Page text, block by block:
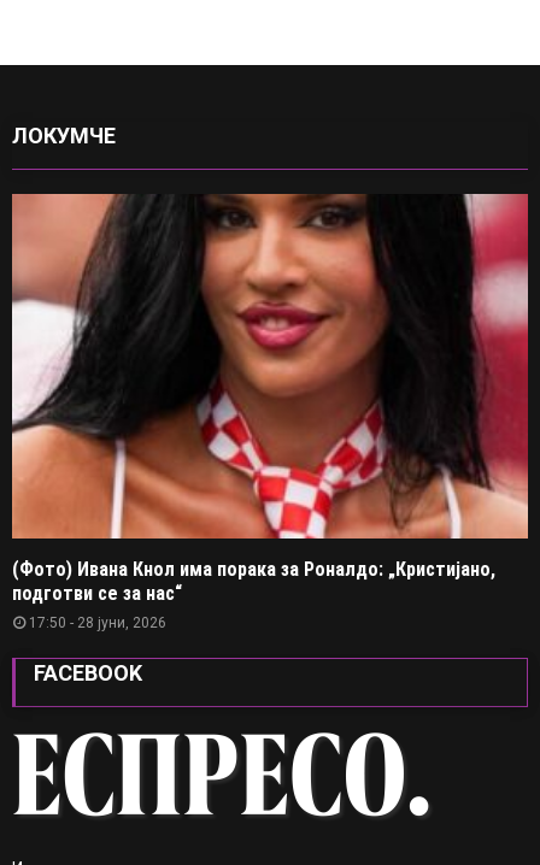
ЛОКУМЧЕ
(Фото) Ивана Кнол има порака за Роналдо: „Кристијано,
подготви се за нас“
17:50 - 28 јуни, 2026
FACEBOOK